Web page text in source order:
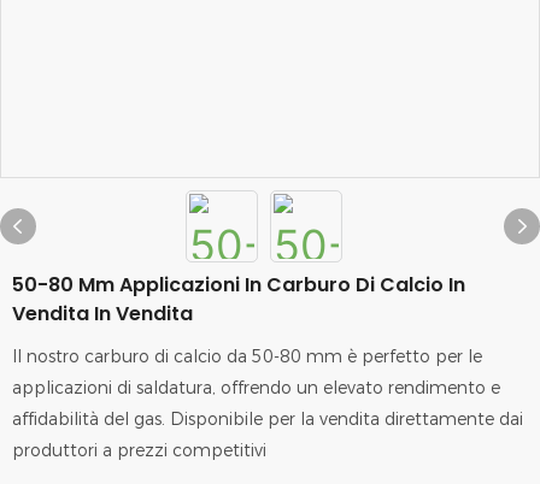
50-80 Mm Applicazioni In Carburo Di Calcio In
Vendita In Vendita
Il nostro carburo di calcio da 50-80 mm è perfetto per le
applicazioni di saldatura, offrendo un elevato rendimento e
affidabilità del gas. Disponibile per la vendita direttamente dai
produttori a prezzi competitivi